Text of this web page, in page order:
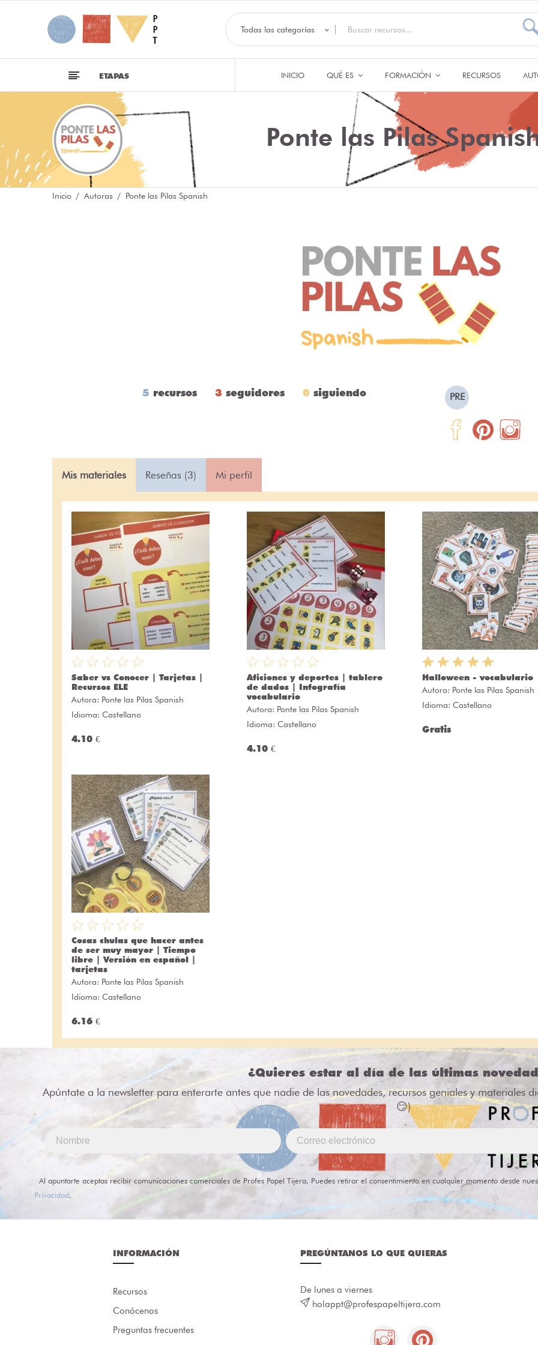
Todas las categorías
ETAPAS INICIO QUÉ ES FORMACIÓN RECURSOS
Ponte las Pilas
Inicio Autoras Ponte las Pilas Spanish
5 recursos 3 seguidores 0 siguiendo PRE
Mis materiales Reseñas (3) Mi perfil
Saber vs Conocer | Tarjetas |
Recursos ELE
Autora: Ponte las Pilas Spanish
Idioma: Castellano
4.10 €
Aficiones y deportes | tablero
de dados | Infografía
vocabulario
Autora: Ponte las Pilas Spanish
Idioma: Castellano
4.10 €
Halloween - vocabulario
Autora: Ponte las Pilas Spanish
Idioma: Castellano
Gratis
Cosas chulas que hacer antes
de ser muy mayor | Tiempo
libre | Versión en español |
tarjetas
Autora: Ponte las Pilas Spanish
Idioma: Castellano
6.16 €
¿Quieres estar al día de las últimas
Apúntate a la newsletter para enterarte antes que nadie de las novedades, recursos geniales y materiales
😏)
Al apuntarte aceptas recibir comunicaciones comerciales de Profes Papel Tijera. Puedes retirar el consentimiento en cualquier momento desde
Privacidad.
INFORMACIÓN
Recursos
Conócenos
Preguntas frecuentes
PREGÚNTANOS LO QUE QUIERAS
De lunes a viernes
holappt@profespapeltijera.com